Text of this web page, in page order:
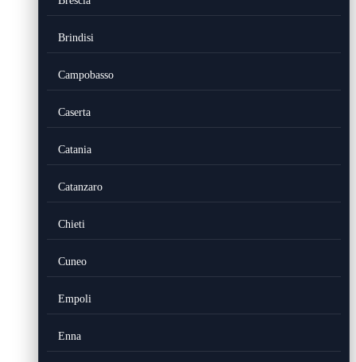
Brindisi
Campobasso
Caserta
Catania
Catanzaro
Chieti
Cuneo
Empoli
Enna